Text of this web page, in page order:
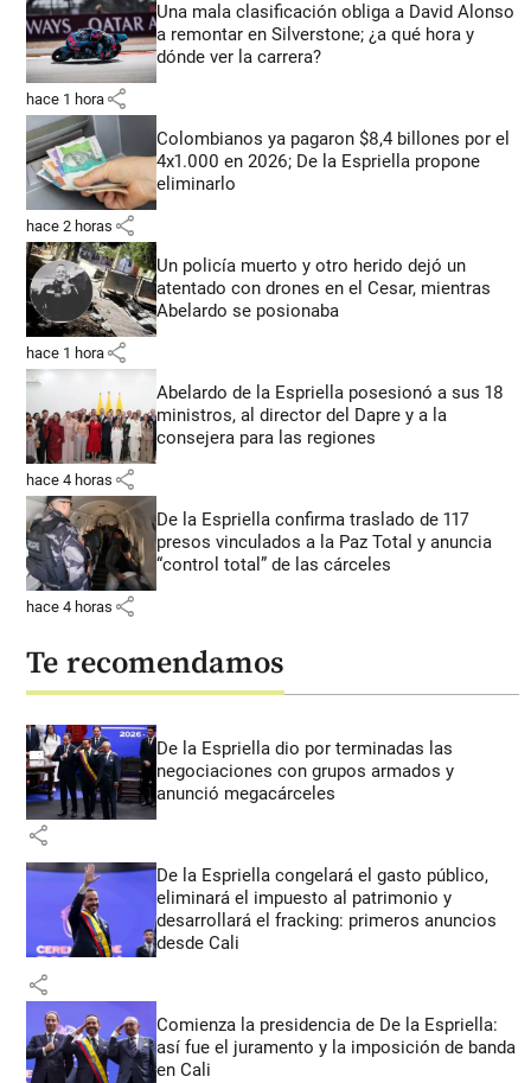
Una mala clasificación obliga a David Alonso
a remontar en Silverstone; ¿a qué hora y
dónde ver la carrera?
hace 1 hora share
Colombianos ya pagaron $8,4 billones por el
4x1.000 en 2026; De la Espriella propone
eliminarlo
hace 2 horas share
Un policía muerto y otro herido dejó un
atentado con drones en el Cesar, mientras
Abelardo se posionaba
hace 1 hora share
Abelardo de la Espriella posesionó a sus 18
ministros, al director del Dapre y a la
consejera para las regiones
hace 4 horas share
De la Espriella confirma traslado de 117
presos vinculados a la Paz Total y anuncia
“control total” de las cárceles
hace 4 horas share
Te recomendamos
De la Espriella dio por terminadas las
negociaciones con grupos armados y
anunció megacárceles
share
De la Espriella congelará el gasto público,
eliminará el impuesto al patrimonio y
desarrollará el fracking: primeros anuncios
desde Cali
share
Comienza la presidencia de De la Espriella:
así fue el juramento y la imposición de banda
en Cali